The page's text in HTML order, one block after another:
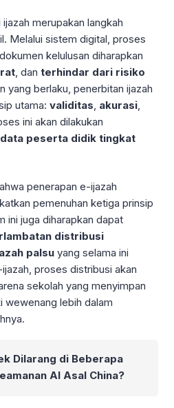
merupakan langkah
Melalui sistem digital, proses
kelulusan diharapkan
, dan terhindar dari risiko
yang berlaku, penerbitan ijazah
utama: validitas akurasi
ini akan dilakukan
peserta didik tingkat
penerapan e-ijazah
pemenuhan ketiga prinsip
ini juga diharapkan dapat
distribusi
palsu yang selama ini
proses distribusi akan
sekolah yang menyimpan
wewenang lebih dalam
Dilarang di Beberapa
AI Asal China?